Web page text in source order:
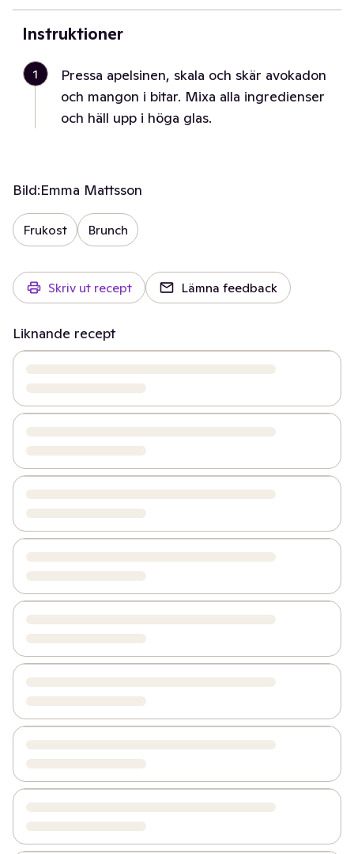
Instruktioner
1
Pressa apelsinen, skala och skär avokadon
och mangon i bitar. Mixa alla ingredienser
och häll upp i höga glas.
Bild:Emma Mattsson
Frukost Brunch
Skriv ut recept Lämna feedback
Liknande recept